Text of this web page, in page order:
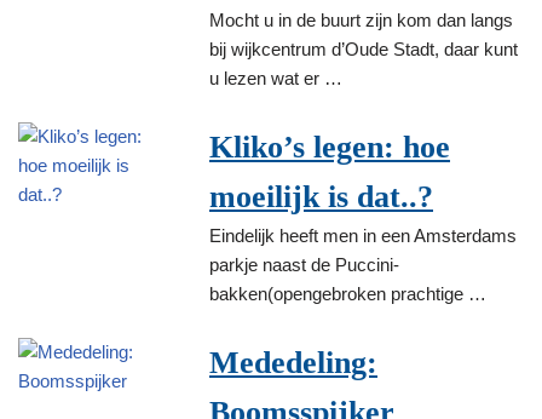
Mocht u in de buurt zijn kom dan langs
bij wijkcentrum d’Oude Stadt, daar kunt
u lezen wat er …
Kliko’s legen: hoe
moeilijk is dat..?
Eindelijk heeft men in een Amsterdams
parkje naast de Puccini-
bakken(opengebroken prachtige …
Mededeling: